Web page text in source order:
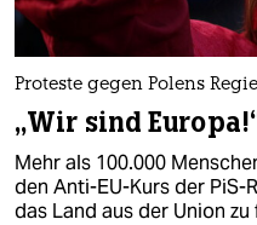
Proteste gegen Polens
„Wir sind
Mehr als 100.000
den Anti-EU-Kurs der PiS-
das Land aus der Union zu